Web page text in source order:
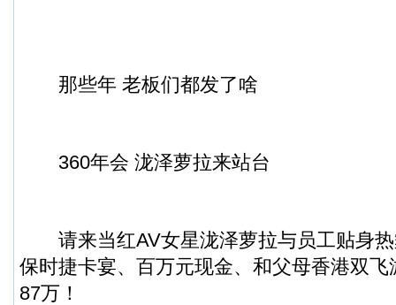
那些年 老板们都发了啥
360年会 泷泽萝拉来站台
请来当红AV女星泷泽萝拉与员工贴身热
保时捷卡宴、百万元现金、和父母香港双
87万！